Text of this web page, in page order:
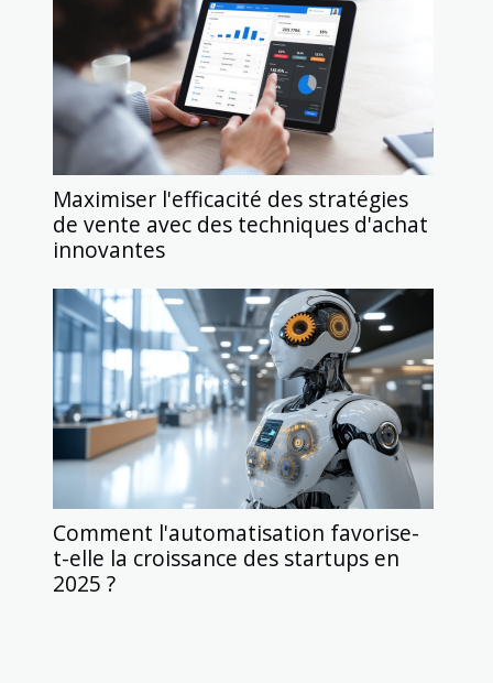
Maximiser l'efficacité des stratégies
de vente avec des techniques d'achat
innovantes
Comment l'automatisation favorise-
t-elle la croissance des startups en
2025 ?